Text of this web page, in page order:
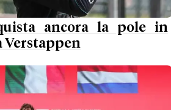
ancora la pole in
Verstappen